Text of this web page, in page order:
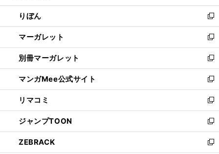
開
く
ウ
で
開
く
ン
ド
ウ
で
開
く
ウ
ィ
ン
ド
ウ
で
開
く
りぼん
新
し
い
ウ
ィ
ン
ド
ウ
で
開
く
マーガレット
新
し
い
ウ
ィ
ン
ド
ウ
で
開
く
別冊マーガレット
新
し
い
ウ
ィ
ン
ド
ウ
で
マンガMee公式サイト
新
し
い
ウ
ィ
ン
ド
リマコミ
新
し
い
ウ
ィ
ジャンプTOON
新
し
い
ZEBRACK
新